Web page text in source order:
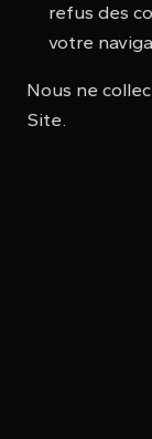
refus des
votre
Nous ne
Site.